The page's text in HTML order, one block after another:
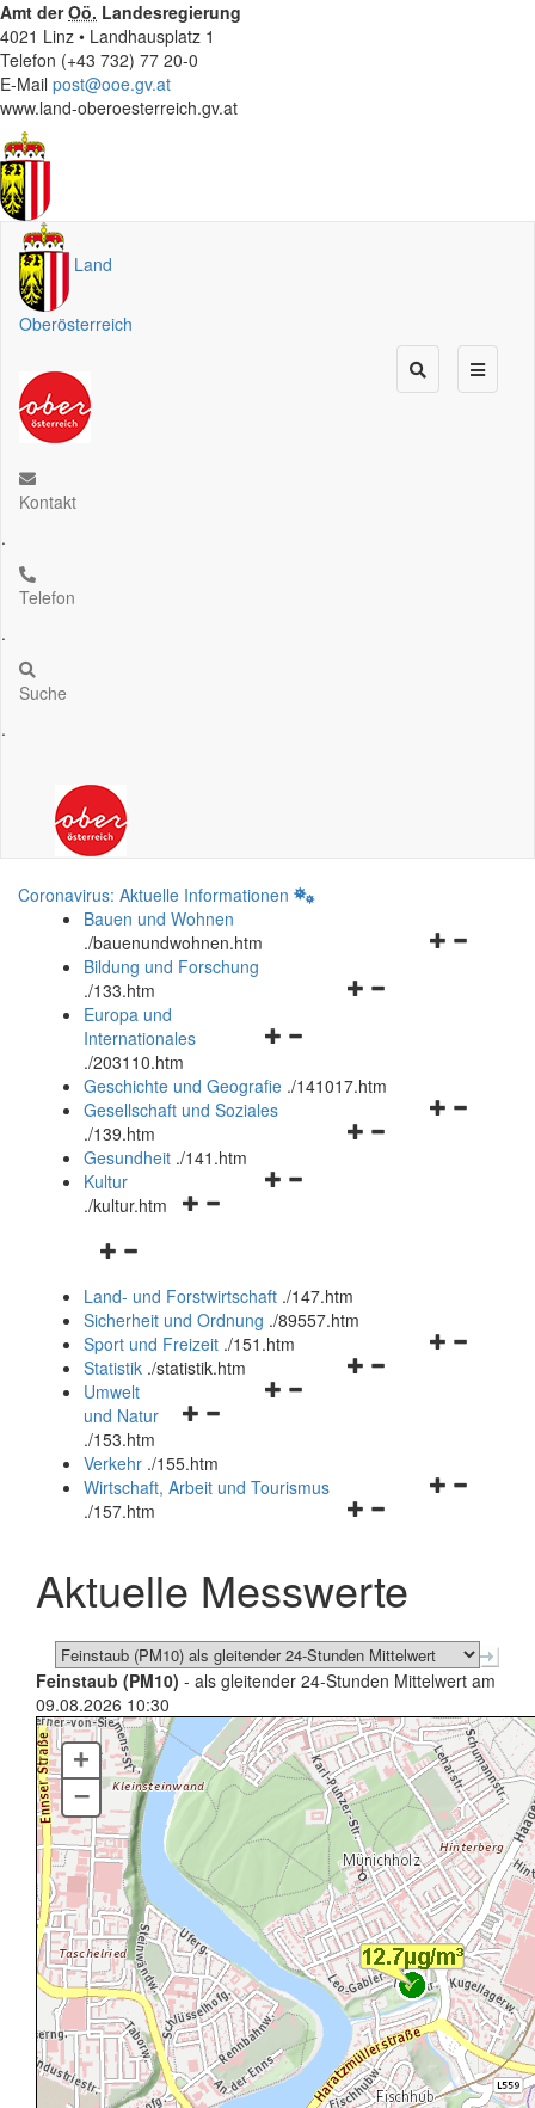
Amt derOö. Landesregierung
4021 Linz • Landhausplatz 1
Telefon (+43 732) 77 20-0
E-Mail post@ooe.gv.at
www.land-oberoesterreich.gv.at
Land
Oberösterreich
Kontakt
.
Telefon
.
Suche
.
Coronavirus: Aktuelle Informationen
Bauen und Wohnen
./bauenundwohnen.htm
Navigationsmenü
Bildung und Forschung
./133.htm
Navigationsmenü
und
schließen
Europa und
Internationales
./203110.htm
Geschichte und Geografie ./141017.htm
Navigationsmenü
Gesellschaft und Soziales
./139.htm
Navigationsmenü
Gesundheit ./141.htm
Navigationsmenü
Kultur
./kultur.htm
Navigationsmenü
und
schließen
Land- und Forstwirtschaft ./147.htm
Sicherheit und Ordnung ./89557.htm
Navigationsmenü
Sport und Freizeit ./151.htm
Navigationsmenü
Statistik ./statistik.htm
Navigationsmenü
und
schließen
Umwelt
und Natur
./153.htm
Verkehr ./155.htm
Navigationsmenü
schließen
Wirtschaft, Arbeit und Tourismus
./157.htm
Aktuelle Messwerte
Feinstaub (PM10) - als gleitender 24-Stunden Mittelwert am
09.08.2026 10:30
+
–